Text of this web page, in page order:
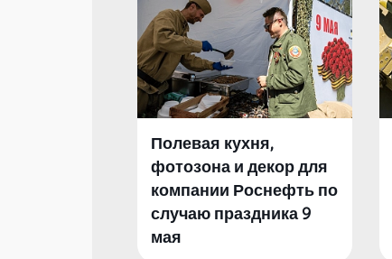
Полевая кухня,
фотозона и декор для
компании Роснефть по
случаю праздника 9
мая